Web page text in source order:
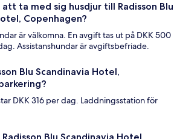
ta med sig husdjur till Radisson Blu
Copenhagen?
är välkomna. En avgift tas ut på DKK 500
Assistanshundar är avgiftsbefriade.
Blu Scandinavia Hotel,
DKK 316 per dag. Laddningsstation för